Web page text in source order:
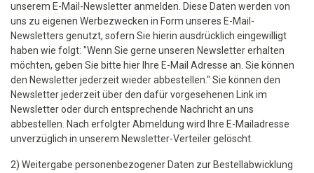
unserem E-Mail-Newsletter anmelden. Diese Daten werden von
uns zu eigenen Werbezwecken in Form unseres E-Mail-
Newsletters genutzt, sofern Sie hierin ausdrücklich eingewilligt
haben wie folgt: "Wenn Sie gerne unseren Newsletter erhalten
möchten, geben Sie bitte hier Ihre E-Mail Adresse an. Sie können
den Newsletter jederzeit wieder abbestellen." Sie können den
Newsletter jederzeit über den dafür vorgesehenen Link im
Newsletter oder durch entsprechende Nachricht an uns
abbestellen. Nach erfolgter Abmeldung wird Ihre E-Mailadresse
unverzüglich in unserem Newsletter-Verteiler gelöscht.
2) Weitergabe personenbezogener Daten zur Bestellabwicklung